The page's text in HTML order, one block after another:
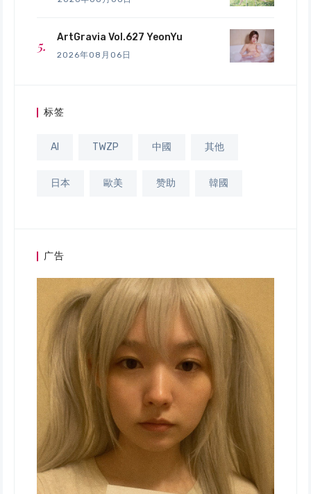
ArtGravia Vol.627 YeonYu
2026年08月06日
标签
AI TWZP 中國 其他
日本 歐美 赞助 韓國
广告